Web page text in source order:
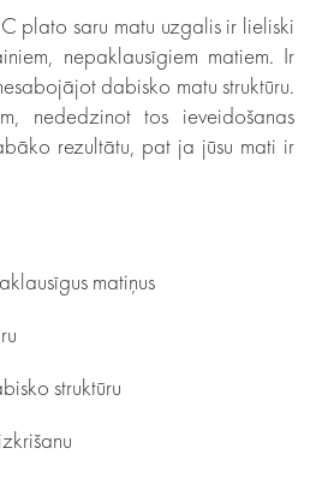
plato saru matu uzgalis ir lieliski
nepaklausīgiem matiem. Ir
dabisko matu struktūru.
nededzinot tos ieveidošanas
rezultātu, pat ja jūsu mati ir
matiņus
struktūru